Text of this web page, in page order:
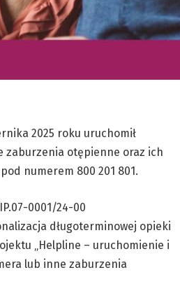
2025 roku uruchomił
zaburzenia otępienne oraz ich
numerem 800 201 801.
0001/24-00
długoterminowej opieki
„Helpline – uruchomienie i
lub inne zaburzenia